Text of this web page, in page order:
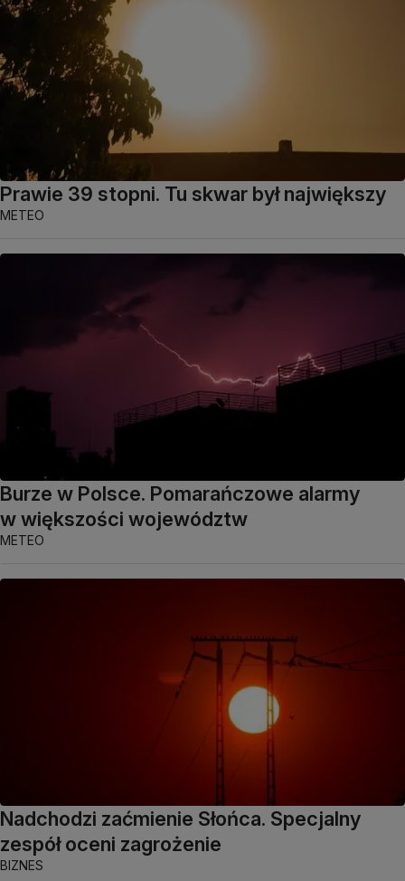
Prawie 39 stopni. Tu skwar był największy
METEO
Burze w Polsce. Pomarańczowe alarmy
w większości województw
METEO
Nadchodzi zaćmienie Słońca. Specjalny
zespół oceni zagrożenie
BIZNES